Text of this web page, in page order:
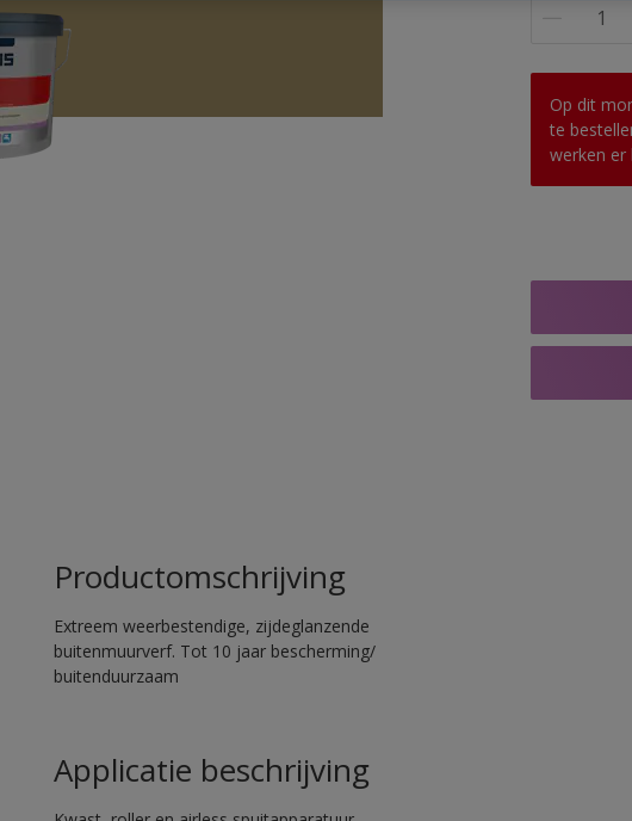
Op dit
te
werken er
Productomschrijving
Extreem weerbestendige, zijdeglanzende
buitenmuurverf. Tot 10 jaar bescherming/
buitenduurzaam
Applicatie beschrijving